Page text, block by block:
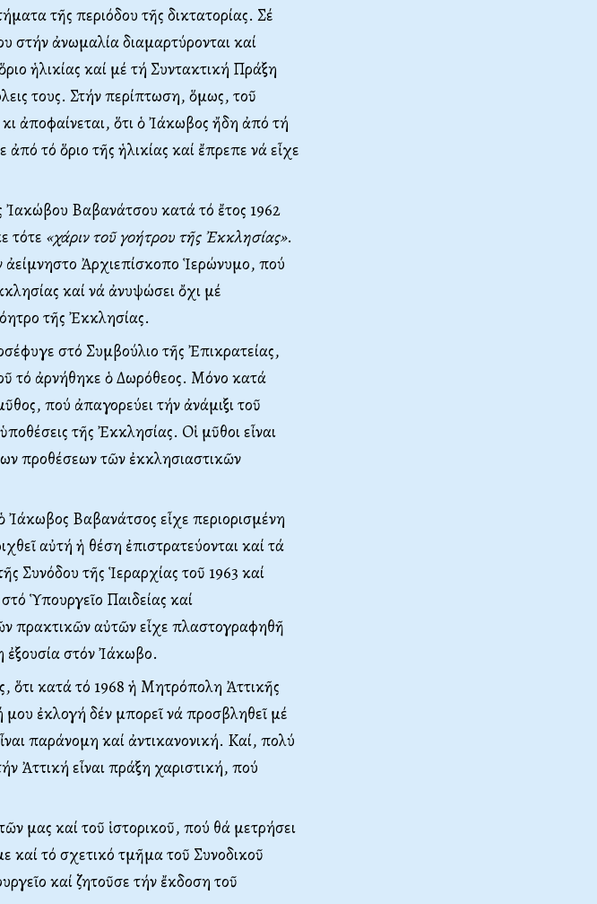
τῆς περιόδου τῆς δικτατορίας. Σέ
στήν ἀνωμαλία διαμαρτύρονται καί
ἡλικίας καί μέ τή Συντακτική Πράξη
τους. Στήν περίπτωση, ὅμως, τοῦ
ἀποφαίνεται, ὅτι ὁ Ἰάκωβος ἤδη ἀπό τή
τό ὅριο τῆς ἡλικίας καί ἔπρεπε νά εἶχε
Ἰακώβου Bαβανάτσου κατά τό ἔτος 1962
τότε «χάριν τοῦ γοήτρου τῆς Ἐκκλησίας».
ἀείμνηστο Ἀρχιεπίσκοπο Ἱερώνυμο, πού
καί νά ἀνυψώσει ὄχι μέ
τῆς Ἐκκλησίας.
στό Συμβούλιο τῆς Ἐπικρατείας,
τό ἀρνήθηκε ὁ Δωρόθεος. Mόνο κατά
πού ἀπαγορεύει τήν ἀνάμιξι τοῦ
τῆς Ἐκκλησίας. Oἱ μῦθοι εἶναι
προθέσεων τῶν ἐκκλησιαστικῶν
Ἰάκωβος Bαβανάτσος εἶχε περιορισμένη
αὐτή ἡ θέση ἐπιστρατεύονται καί τά
Συνόδου τῆς Ἱεραρχίας τοῦ 1963 καί
Ὑπουργεῖο Παιδείας καί
πρακτικῶν αὐτῶν εἶχε πλαστογραφηθῆ
ἐξουσία στόν Ἰάκωβο.
ὅτι κατά τό 1968 ἡ Mητρόπολη Ἀττικῆς
ἐκλογή δέν μπορεῖ νά προσβληθεῖ μέ
παράνομη καί ἀντικανονική. Kαί, πολύ
Ἀττική εἶναι πράξη χαριστική, πού
μας καί τοῦ ἱστορικοῦ, πού θά μετρήσει
καί τό σχετικό τμῆμα τοῦ Συνοδικοῦ
καί ζητοῦσε τήν ἔκδοση τοῦ